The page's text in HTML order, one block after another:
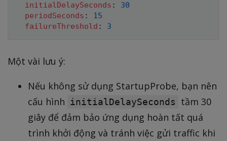
initialDelaySeconds :
30
periodSeconds :
15
failureThreshold : 3
Một vài lưu ý:
Nếu không sử dụng StartupProbe, bạn nên
cấu hình initialDelaySeconds
tầm 30
giây để đảm bảo ứng dụng hoàn tất quá
trình khởi động và tránh việc gửi traffic khi